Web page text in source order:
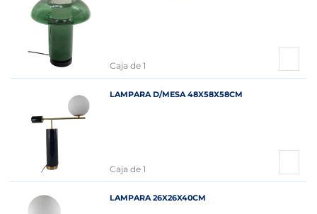
Caja de 1
LAMPARA D/MESA 48X58X58CM
Caja de 1
LAMPARA 26X26X40CM